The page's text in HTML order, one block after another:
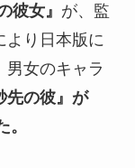
彼女』 が、監
より日本版に
男女のキャラ
先の彼』が